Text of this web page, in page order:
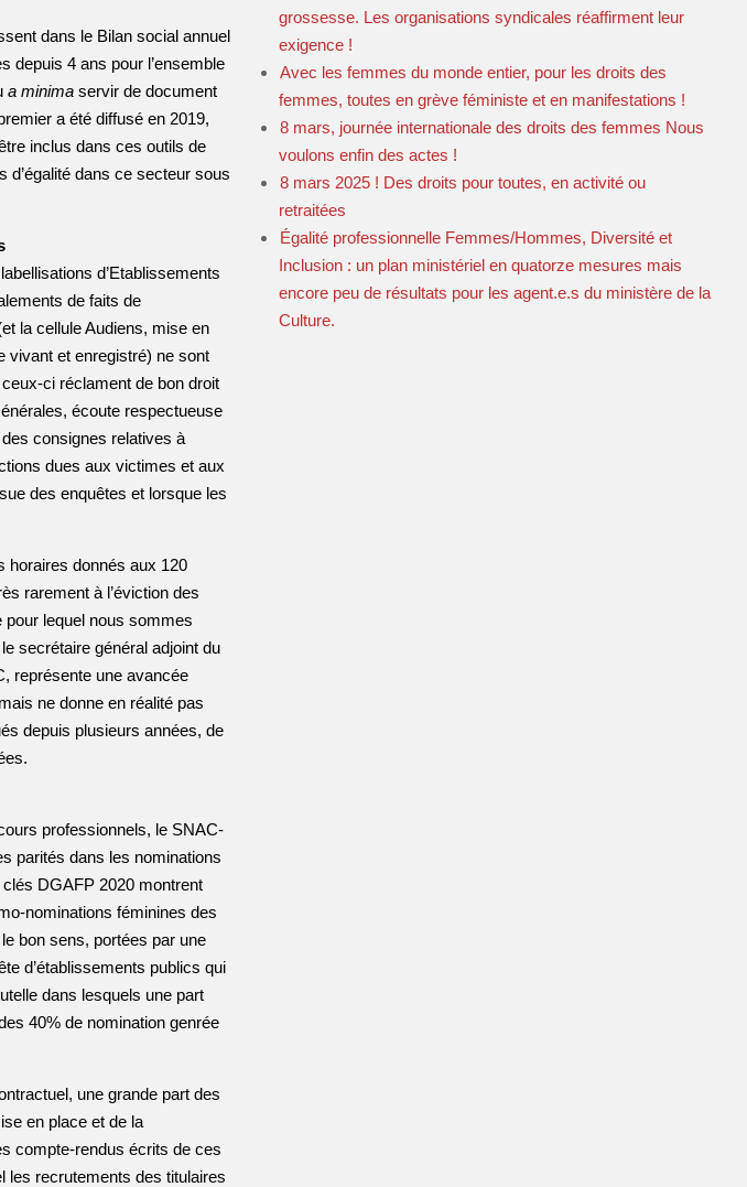
dans le Bilan social annuel
depuis 4 ans pour l’ensemble
a minima servir de document
a été diffusé en 2019,
inclus dans ces outils de
d’égalité dans ce secteur sous
d’Etablissements
de faits de
la cellule Audiens, mise en
vivant et enregistré) ne sont
ci réclament de bon droit
écoute respectueuse
consignes relatives à
dues aux victimes et aux
des enquêtes et lorsque les
horaires donnés aux 120
rarement à l’éviction des
pour lequel nous sommes
secrétaire général adjoint du
représente une avancée
ne donne en réalité pas
depuis plusieurs années, de
professionnels, le SNAC-
parités dans les nominations
DGAFP 2020 montrent
nominations féminines des
bon sens, portées par une
d’établissements publics qui
dans lesquels une part
40% de nomination genrée
une grande part des
en place et de la
compte-rendus écrits de ces
les recrutements des titulaires
grossesse. Les organisations syndicales réaffirment leur
exigence !
Avec les femmes du monde entier, pour les droits des
femmes, toutes en grève féministe et en manifestations !
8 mars, journée internationale des droits des femmes Nous
voulons enfin des actes !
8 mars 2025 ! Des droits pour toutes, en activité ou
retraitées
Égalité professionnelle Femmes/Hommes, Diversité et
Inclusion : un plan ministériel en quatorze mesures mais
encore peu de résultats pour les agent.e.s du ministère de la
Culture.